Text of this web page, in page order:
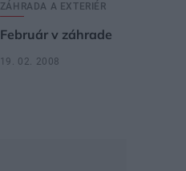
ZÁHRADA A EXTERIÉR
Február v záhrade
19. 02. 2008